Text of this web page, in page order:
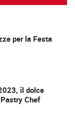
per la Festa
il dolce
Chef